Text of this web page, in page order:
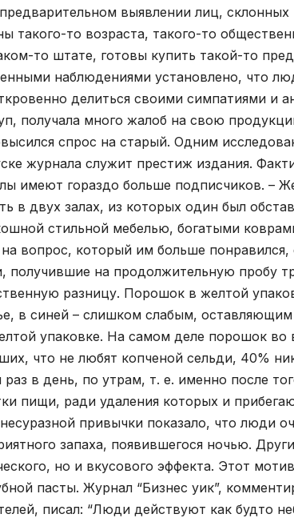
выявлении лиц, склонных
такого-то возраста, такого-то
то штате, готовы купить такой-то
наблюдениями установлено, что
делиться своими симпатиями и
получала много жалоб на свою
спрос на старый. Одним
журнала служит престиж издания.
имеют гораздо больше подписчиков. –
в двух залах, из которых один был
стильной мебелью, богатыми
вопрос, который им больше
получившие на продолжительную пробу
разницу. Порошок в желтой
в синей – слишком слабым,
упаковке. На самом деле порошок во
что не любят копченой сельди, 40%
в день, по утрам, т. е. именно после
пищи, ради удаления которых и
привычки показало, что люди
запаха, появившегося ночью.
но и вкусового эффекта. Этот
пасты. Журнал “Бизнес уик”,
писал: “Люди действуют как будто